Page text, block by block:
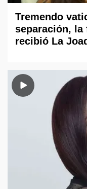
Tremendo
separación, la
recibió La